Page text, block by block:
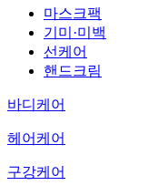
마스크팩
기미·미백
선케어
핸드크림
바디케어
헤어케어
구강케어